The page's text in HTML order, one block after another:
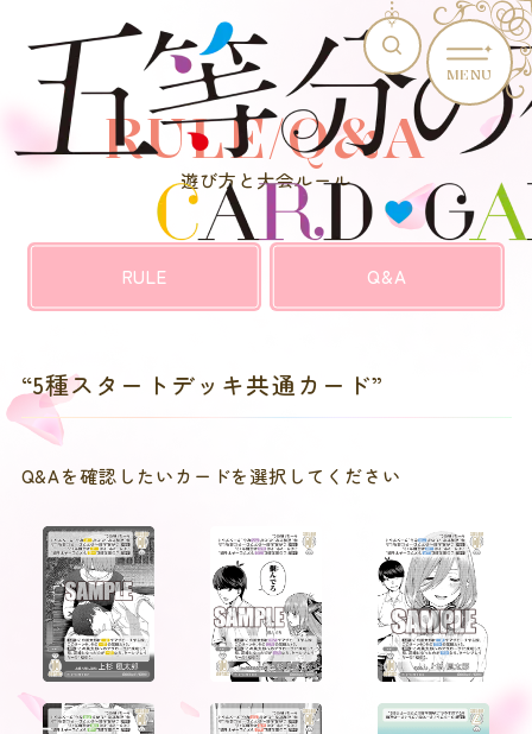
MENU
RULE/Q&A
遊び方と大会ルール
RULE Q&A
“5種スタートデッキ共通カード”
Q&Aを確認したいカードを選択してください